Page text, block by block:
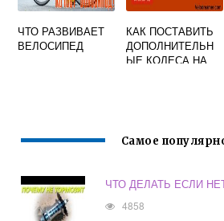
ЧТО РАЗВИВАЕТ
ВЕЛОСИПЕД
КАК ПОСТАВИТЬ
ДОПОЛНИТЕЛЬН
ЫЕ КОЛЕСА НА
Самое
ЧТО ДЕЛАТЬ ЕСЛИ
4858